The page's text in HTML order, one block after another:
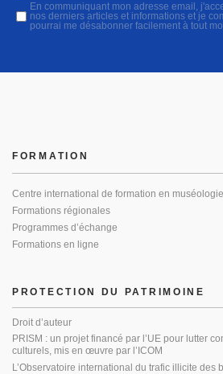
En communiquant mon adresse email,
nos derniers articles et informations et je
pourrai me désabonner facilement à tout
PROTECTION DU PATRIMOINE
Droit d’auteur
PRISM : un projet financé par l’UE pour lutter
culturels, mis en œuvre par l’ICOM
L’Observatoire international du trafic illicite des
FORMATION
Centre international de formation en
Formations régionales
Programmes d’échange
Formations en ligne